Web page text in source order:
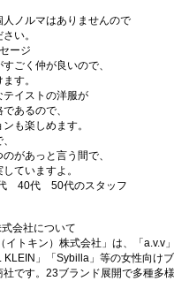
人ノルマはありませんので
い。
ージ
ごく仲が良いので、
す。
テイストの洋服が
あるので、
も楽しめます。
があっと言う間で、
ていますよ。
40代 50代のスタッフ
会社について
イトキン）株式会社」は、「a.v.v
KLEIN」「Sybilla」等の女性向け
社です。23ブランド展開で多種多